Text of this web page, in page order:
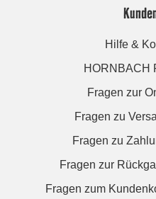
Hilfe &
HORNBACH
Fragen zur
Fragen zu
Fragen zu
Fragen zur
Fragen zum